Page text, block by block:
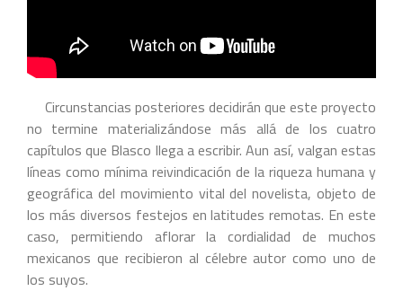
Circunstancias posteriores decidirán que este proyecto
no termine materializándose más allá de los cuatro
capítulos que Blasco llega a escribir. Aun así, valgan estas
líneas como mínima reivindicación de la riqueza humana y
geográfica del movimiento vital del novelista, objeto de
los más diversos festejos en latitudes remotas. En este
caso, permitiendo aflorar la cordialidad de muchos
mexicanos que recibieron al célebre autor como uno de
los suyos.